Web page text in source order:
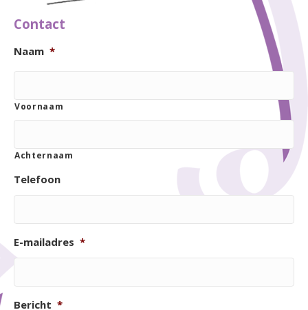
Contact
Naam *
Voornaam
Achternaam
Telefoon
E-mailadres *
Bericht *